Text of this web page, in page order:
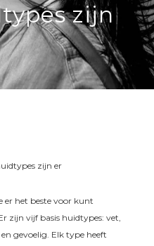
zijn
zijn er
er het beste voor kunt
zijn vijf basis huidtypes: vet,
gevoelig. Elk type heeft